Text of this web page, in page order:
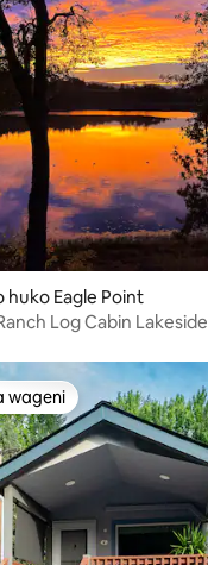
huko Eagle Point
Log Cabin Lakeside
cha wageni
wageni